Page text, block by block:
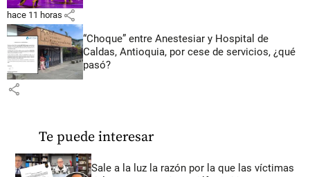
hace 11 horas share
“Choque” entre Anestesiar y Hospital de
Caldas, Antioquia, por cese de servicios, ¿qué
pasó?
share
Te puede interesar
Sale a la luz la razón por la que las víctimas